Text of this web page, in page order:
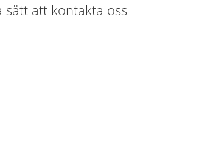
sätt att kontakta oss